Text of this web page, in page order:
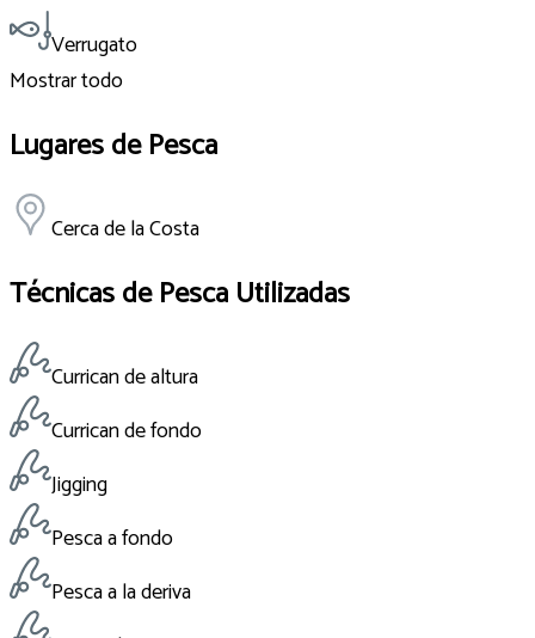
Verrugato
Mostrar todo
Lugares de Pesca
Cerca de la Costa
Técnicas de Pesca Utilizadas
Currican de altura
Currican de fondo
Jigging
Pesca a fondo
Pesca a la deriva